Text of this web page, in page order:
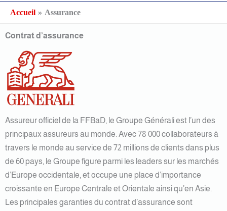
Accueil Assurance
Contrat d’assurance
Assureur officiel de la FFBaD, le Groupe Générali est l’un des
principaux assureurs au monde. Avec 78 000 collaborateurs à
travers le monde au service de 72 millions de clients dans plus
de 60 pays, le Groupe figure parmi les leaders sur les marchés
d’Europe occidentale, et occupe une place d’importance
croissante en Europe Centrale et Orientale ainsi qu’en Asie.
Les principales garanties du contrat d’assurance sont